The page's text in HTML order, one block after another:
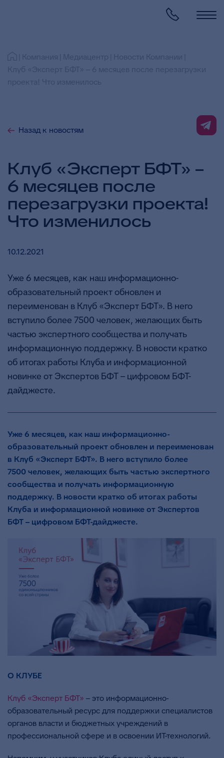
Назад к новостям
Клуб «Эксперт БФТ» –
6 месяцев после
перезагрузки проекта!
Что изменилось
10.12.2021
Уже 6 месяцев, как наш информационно-
образовательный проект обновлен и
переименован в Клуб «Эксперт БФТ». В него
вступило более 7500 человек, желающих быть
частью экспертного сообщества и получать
информационную поддержку. В новости кратко
об итогах работы Клуба и информационной
новинке от Экспертов БФТ – цифровом БФТ-
дайджесте.
Уже 6 месяцев, как наш информационно-
образовательный проект обновлен и переименован
в Клуб «Эксперт БФТ». В него вступило более
7500 человек, желающих быть частью экспертного
сообщества и получать информационную
поддержку. В новости кратко об итогах работы
Клуба и информационной новинке от Экспертов
БФТ – цифровом БФТ-дайджесте.
О КЛУБЕ
Клуб «Эксперт БФТ» – это информационно-
образовательный ресурс для поддержки специалистов
органов власти и бюджетных учреждений в
профессиональной сфере и в освоении ИТ-технологий.